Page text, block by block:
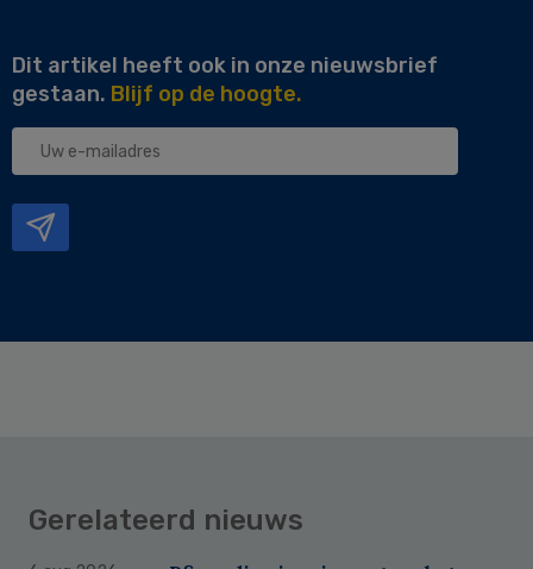
Dit artikel heeft ook in onze nieuwsbrief
gestaan. Blijf op de hoogte.
Uw
Gerelateerd nieuws